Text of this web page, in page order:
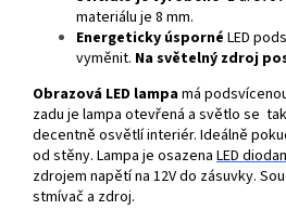
materiálu je 8 mm.
Energeticky úsporné LED
vyměnit. Na světelný zdroj
Obrazová LED lampamá
zadu je lampa otevřená a světlo se
decentně osvětlí interiér. Ideálně
od stěny. Lampa je osazena LED
zdrojem napětí na 12V do zásuvky.
stmívač a zdroj.